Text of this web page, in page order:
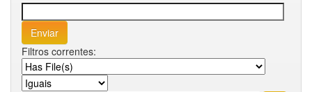
Filtros correntes: